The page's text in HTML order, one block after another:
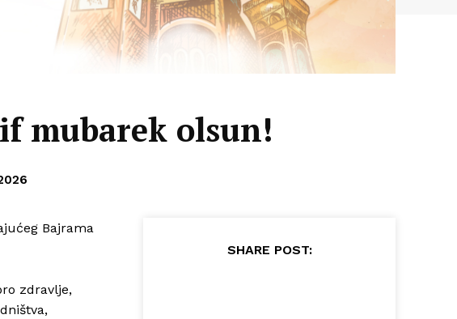
mubarek olsun!
Bajrama
zdravlje,
SHARE POST: